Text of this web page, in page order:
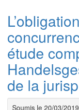
étude
de la
Soumis le 20/03/